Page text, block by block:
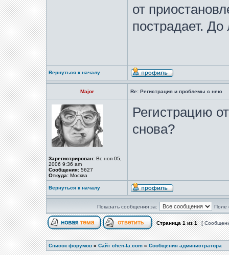
от
пострадает.
Вернуться к началу
Major Re: Регистрация и проблемы с нею
Зарегистрирован: Вс ноя 05,
2006 9:36 am
Сообщения: 5627
Откуда: Москва
Регистрацию
снова?
Вернуться к началу
Показать сообщения за: Поле
Страница1из1 [
Список форумов » Сайт chen-la.com » Сообщения администратора